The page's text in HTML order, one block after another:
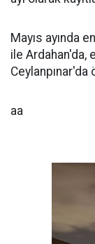
Mayıs ayında
ile Ardahan'da,
Ceylanpınar'da
aa